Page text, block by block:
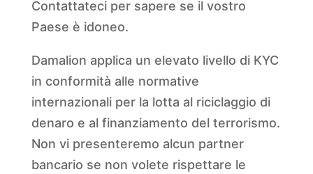
Contattateci per sapere se il vostro
Paese è idoneo.
Damalion applica un elevato livello di KYC
in conformità alle normative
internazionali per la lotta al riciclaggio di
denaro e al finanziamento del terrorismo.
Non vi presenteremo alcun partner
bancario se non volete rispettare le